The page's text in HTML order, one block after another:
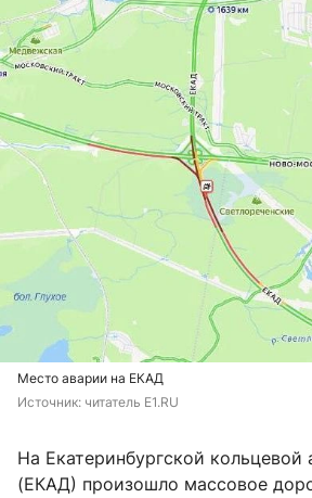
Место аварии на ЕКАД
Источник: читатель E1.RU
На Екатеринбургской кольцевой
(ЕКАД) произошло массовое